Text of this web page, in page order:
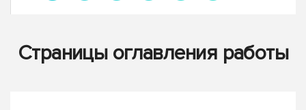
Страницы оглавления работы